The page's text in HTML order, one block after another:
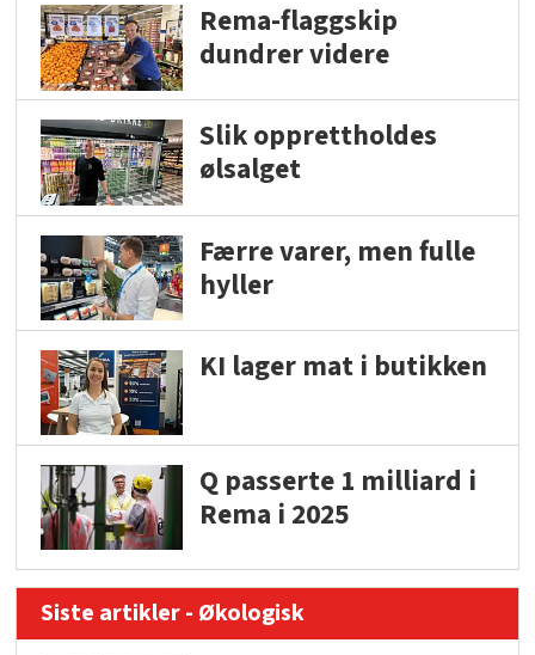
Rema-flaggskip
dundrer videre
Slik opprettholdes
ølsalget
Færre varer, men fulle
hyller
KI lager mat i butikken
Q passerte 1 milliard i
Rema i 2025
Siste artikler - Økologisk